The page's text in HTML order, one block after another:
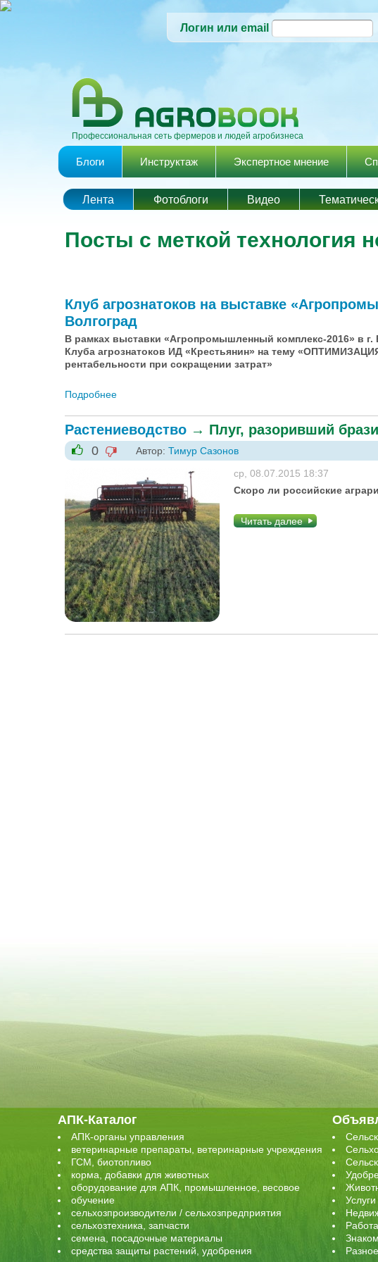
Логин или email
Профессиональная сеть фермеров и людей агробизнеса
Главное меню
Блоги Инструктаж Экспертное мнение
Лента Фотоблоги Видео
Посты с меткой технология
Клуб агрознатоков на выставке
Волгоград
В рамках выставки «Агропромышленный комплекс-2016» в г.
Клуба агрознатоков ИД «Крестьянин» на тему
рентабельности при сокращении затрат»
Подробнее
Растениеводство → Плуг, разоривший
+1
0
-1
Автор: Тимур Сазонов
ср, 08.07.2015 18:37
Скоро ли российские
Читать далее
АПК-Каталог
АПК-органы управления
ветеринарные препараты, ветеринарные учреждения
ГСМ, биотопливо
корма, добавки для животных
оборудование для АПК, промышленное, весовое
обучение
сельхозпроизводители / сельхозпредприятия
сельхозтехника, запчасти
семена, посадочные материалы
средства защиты растений, удобрения
Услуги
Работа
Разное